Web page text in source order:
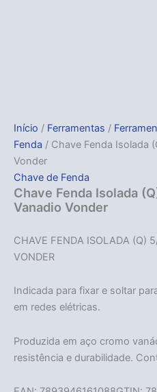
Início / Ferramentas /
Fenda / Chave Fenda Isolada
Vonder
Chave de Fenda
Chave Fenda Isolada
Vanadio Vonder
CHAVE FENDA ISOLADA (Q)
VONDER
Indicada para fixar e soltar
em redes elétricas.
Produzida em aço cromo
resistência e durabilidade.